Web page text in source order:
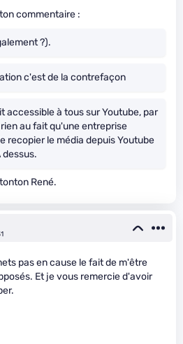
commentaire :
?).
c'est de la contrefaçon
accessible à tous sur Youtube, par
au fait qu'une entreprise
recopier le média depuis Youtube
dessus.
René.
pas en cause le fait de m'être
Et je vous remercie d'avoir